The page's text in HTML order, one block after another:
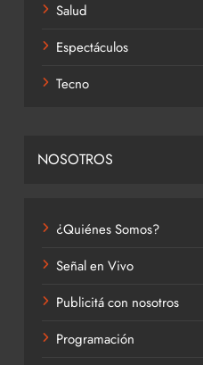
Salud
Espectáculos
Tecno
NOSOTROS
¿Quiénes Somos?
Señal en Vivo
Publicitá con nosotros
Programación